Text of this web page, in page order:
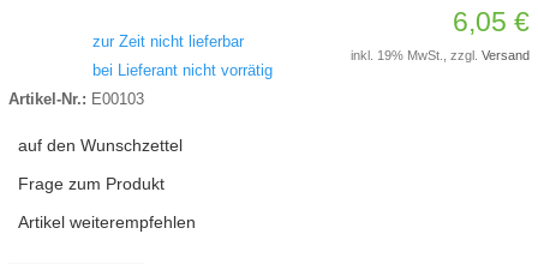
zur Zeit nicht lieferbar
bei Lieferant nicht vorrätig
Artikel-Nr.: E00103
auf den Wunschzettel
Frage zum Produkt
Artikel weiterempfehlen
6,05 €
inkl. 19% MwSt., zzgl.Versand